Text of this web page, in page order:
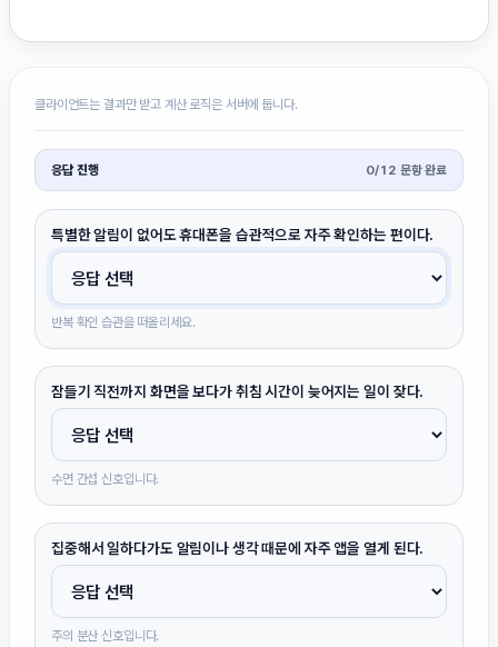
클라이언트는 결과만 받고 계산 로직은 서버에 둡니다.
응답 진행 0/12 문항 완료
특별한 알림이 없어도 휴대폰을 습관적으로 자주 확인하는 편이다.
반복 확인 습관을 떠올리세요.
잠들기 직전까지 화면을 보다가 취침 시간이 늦어지는 일이 잦다.
수면 간섭 신호입니다.
집중해서 일하다가도 알림이나 생각 때문에 자주 앱을 열게 된다.
주의 분산 신호입니다.